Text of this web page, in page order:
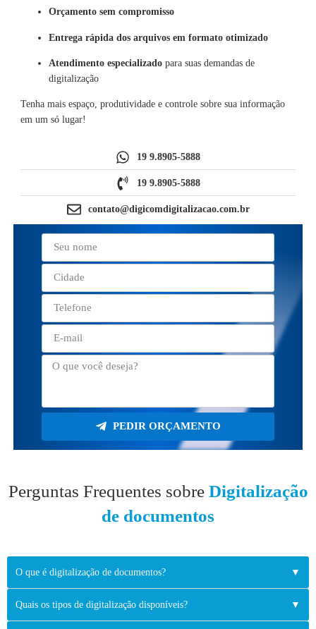
Orçamento sem compromisso
Entrega rápida dos arquivos em formato otimizado
Atendimento especializadopara suas demandas de
digitalização
Tenha mais espaço, produtividade e controle sobre sua informação
em um só lugar!
19 9.8905-5888
19 9.8905-5888
contato@digicomdigitalizacao.com.br
PEDIR ORÇAMENTO
Perguntas Frequentes sobre Digitalização
de documentos
O que é digitalização de documentos? ▼
Quais os tipos de digitalização disponíveis? ▼